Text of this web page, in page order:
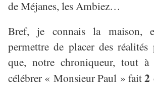
de Méjanes, les Ambiez…
Bref, je connais la maison,
permettre de placer des
que, notre chroniqueur, tout
célébrer « Monsieur Paul » fait2